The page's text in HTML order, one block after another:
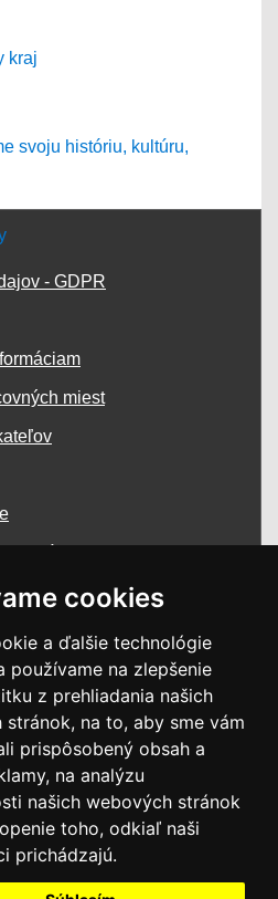
cookies
a ďalšie technológie
používame na zlepšenie
z prehliadania našich
stránok, na to, aby sme vám
prispôsobený obsah a
na analýzu
našich webových stránok
toho, odkiaľ naši
prichádzajú.
- GDPR
miest
Krásno n/K
práva vyhradené.